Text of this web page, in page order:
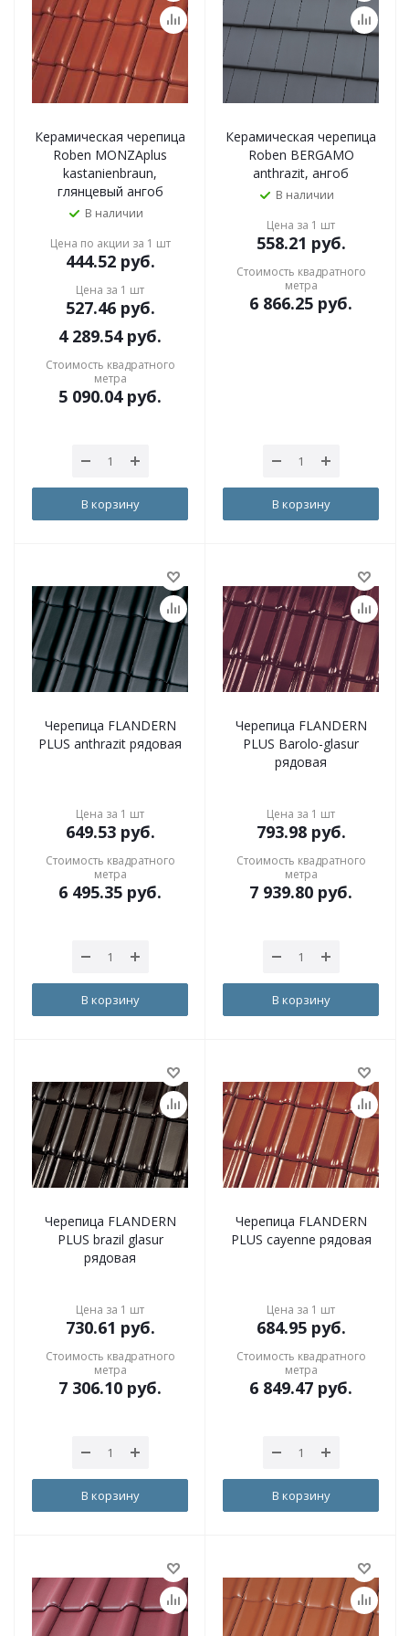
Керамическая черепица
Roben MONZAplus
kastanienbraun,
глянцевый ангоб
В наличии
Цена по акции за 1 шт
444.52руб.
Цена за 1 шт
527.46руб.
4 289.54руб.
Стоимость квадратного
метра
5 090.04руб.
В корзину
Керамическая черепица
Roben BERGAMO
anthrazit, ангоб
В наличии
Цена за 1 шт
558.21 руб.
Стоимость квадратного
метра
6 866.25 руб.
В корзину
Черепица FLANDERN
PLUS anthrazit рядовая
Цена за 1 шт
649.53руб.
Стоимость квадратного
метра
6 495.35 руб.
В корзину
Черепица FLANDERN
PLUS Barolo-glasur
рядовая
Цена за 1 шт
793.98руб.
Стоимость квадратного
метра
7 939.80 руб.
В корзину
Черепица FLANDERN
PLUS brazil glasur
рядовая
Цена за 1 шт
730.61 руб.
Стоимость квадратного
метра
7 306.10 руб.
В корзину
Черепица FLANDERN
PLUS cayenne рядовая
Цена за 1 шт
684.95руб.
Стоимость квадратного
метра
6 849.47 руб.
В корзину